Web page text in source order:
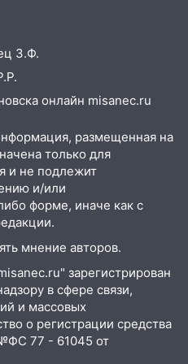
сюрприз: гороскоп
с
неожиданная
области объявили
звучат сирены
смогут
платежа
управлении
к
органов
Федерации
чебурашку»
З.Ф.
онлайн misanec.ru
размещенная на
только для
и не подлежит
и/или
форме, иначе как с
мнение авторов.
зарегистрирован
в сфере связи,
и массовых
о регистрации средства
77 - 61045 от